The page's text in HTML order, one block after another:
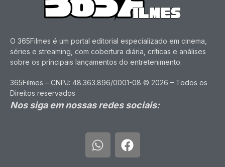
O 365Filmes é um portal editorial especializado em cinema,
séries e streaming, com cobertura diária, críticas e análises
sobre os principais lançamentos do entretenimento.
365Filmes – CNPJ: 48.363.896/0001-08 © 2026 – Todos os
Direitos reservados
Nos siga em nossas redes sociais: